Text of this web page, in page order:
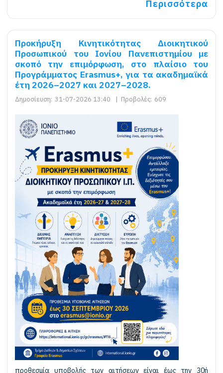
Περισσότερα
Προκήρυξη Κινητικότητας Διοικητικού
Προσωπικού του Ιονίου Πανεπιστημίου με
σκοπό την επιμόρφωση, στο πλαίσιο του
Προγράμματος Erasmus+, για τα ακαδημαϊκά
έτη 2026–2027 και 2027–2028.
Δημοσίευση: 31-07-2026 13:40 | Προβολές: 609
προθεσμία υποβολής των αιτήσεων είναι έως την 30ή